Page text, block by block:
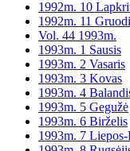
1992m. 10
1992m. 11
Vol. 44 1993m.
1993m. 1 Sausis
1993m. 2 Vasaris
1993m. 3 Kovas
1993m. 4
1993m. 5 Gegužė
1993m. 6 Birželis
1993m. 7